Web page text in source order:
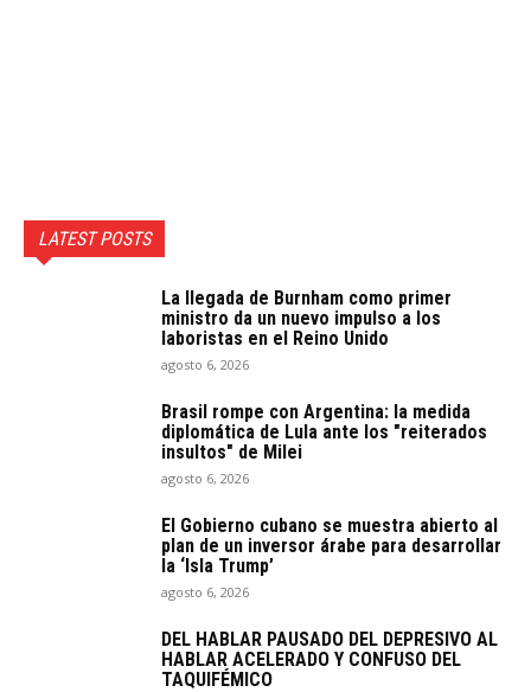
LATEST POSTS
La llegada de Burnham como primer
ministro da un nuevo impulso a los
laboristas en el Reino Unido
agosto 6, 2026
Brasil rompe con Argentina: la medida
diplomática de Lula ante los "reiterados
insultos" de Milei
agosto 6, 2026
El Gobierno cubano se muestra abierto al
plan de un inversor árabe para desarrollar
la ‘Isla Trump’
agosto 6, 2026
DEL HABLAR PAUSADO DEL DEPRESIVO AL
HABLAR ACELERADO Y CONFUSO DEL
TAQUIFÉMICO